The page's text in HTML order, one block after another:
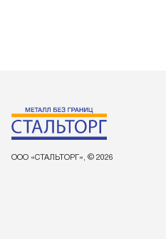
ООО «СТАЛЬТОРГ», © 2026